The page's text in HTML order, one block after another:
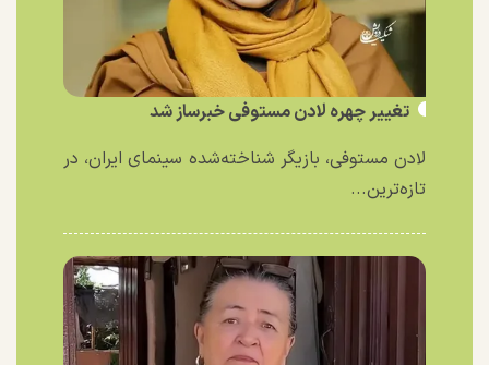
تغییر چهره لادن مستوفی خبرساز شد
لادن مستوفی، بازیگر شناخته‌شده سینمای ایران، در
تازه‌ترین...